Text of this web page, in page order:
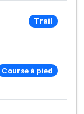
Trail
Course à pied